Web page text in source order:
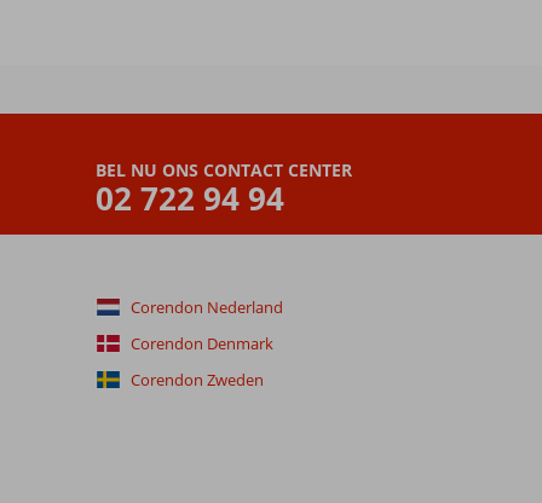
BEL NU ONS CONTACT CENTER
02 722 94 94
Corendon Nederland
Corendon Denmark
Corendon Zweden